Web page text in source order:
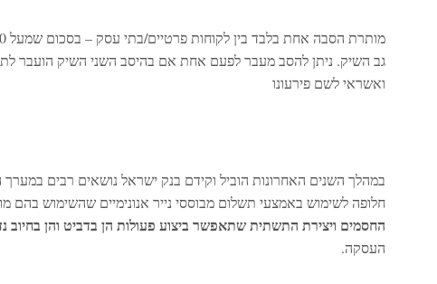
גב השיק. ניתן להסב מעבר לפעם אחת אם בהיסב השני השיק הועבר
ואשראי לשם פירעונו
במהלך השנים האחרונות הוביל וקידם בנק ישראל נושאים רבים
חלופה לשימוש באמצעי תשלום מבוססי נייר אנונימיים שהשימוש בהם
החסמים ויצירת התשתיתשתאפשר ביצוע פעולות הן בדביט והן
העסקה.